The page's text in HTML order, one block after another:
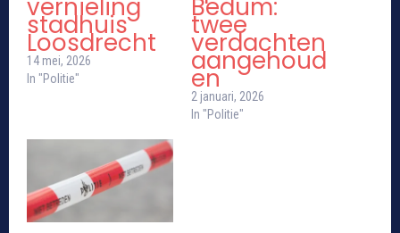
vernieling
stadhuis
Loosdrecht
14 mei, 2026
In "Politie"
Bedum:
twee
verdachten
aangehoud
en
2 januari, 2026
In "Politie"